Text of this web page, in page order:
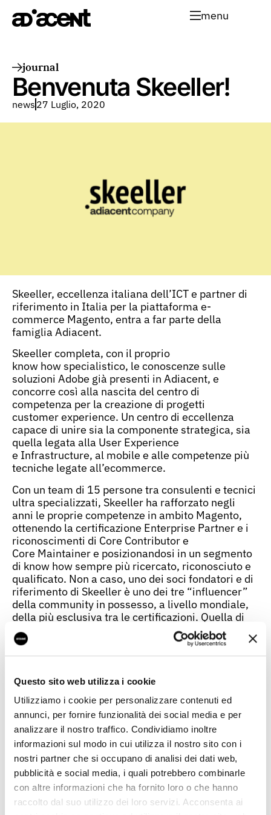
Questo sito web utilizza i cookie
Utilizziamo i cookie per personalizzare contenuti ed
annunci, per fornire funzionalità dei social media e per
analizzare il nostro traffico. Condividiamo inoltre
informazioni sul modo in cui utilizza il nostro sito con i
nostri partner che si occupano di analisi dei dati web,
pubblicità e social media, i quali potrebbero combinarle
con altre informazioni che ha fornito loro o che hanno
raccolto dal suo utilizzo dei loro servizi. Acconsenta ai
menu
journal
Benvenuta Skeeller!
news 27 Luglio, 2020
Skeeller, eccellenza italiana dell’ICT e partner di
riferimento in Italia per la piattaforma e-
commerce Magento, entra a far parte della
famiglia Adiacent.
Skeeller completa, con il proprio
know how specialistico, le conoscenze sulle
soluzioni Adobe già presenti in Adiacent, e
concorre così alla nascita del centro di
competenza per la creazione di progetti
customer experience. Un centro di eccellenza
capace di unire sia la componente strategica, sia
quella legata alla User Experience
e Infrastructure, al mobile e alle competenze più
tecniche legate all’ecommerce.
Con un team di 15 persone tra consulenti e tecnici
ultra specializzati, Skeeller ha rafforzato negli
anni le proprie competenze in ambito Magento,
ottenendo la certificazione Enterprise Partner e i
riconoscimenti di Core Contributor e
Core Maintainer e posizionandosi in un segmento
di know how sempre più ricercato, riconosciuto e
qualificato. Non a caso, uno dei soci fondatori e di
riferimento di Skeeller è uno dei tre “influencer”
della community in possesso, a livello mondiale,
della più esclusiva tra le certificazioni. Quella di
“Magento Master”nella categoria “Movers”.
“L’ingresso di Skeeller nella famiglia Var Group è
crescente, muoverà l’orientamento del mercato e
della digitalizzazione delle imprese: mi riferisco
all’evoluzione dell’ecommerce da strumento
tattico e ‘stand-alone’ a perno strategico di una
piattaforma multicanale, che metta al centro la
customer experience. Da oggi, siamo in grado di
consegnare alle aziende italiane – e al Made
in Italy in particolare – soluzioni disegnate sulle
proprie esigenze specifiche e capaci di generare
valore in maniera circolare: dall’ecommerce al
negozio fisico, dal sito alla gestione delle